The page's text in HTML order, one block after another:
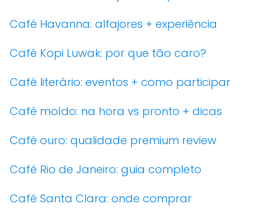
Café Havanna: alfajores + experiência
Café Kopi Luwak: por que tão caro?
Café literário: eventos + como participar
Café moído: na hora vs pronto + dicas
Café ouro: qualidade premium review
Café Rio de Janeiro: guia completo
Café Santa Clara: onde comprar